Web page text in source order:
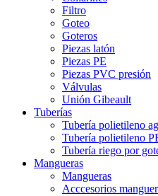
Filtro
Goteo
Goteros
Piezas latón
Piezas PE
Piezas PVC presión
Válvulas
Unión Gibeault
Tuberías
Tubería polietileno
Tubería polietileno
Tubería riego por
Mangueras
Mangueras
Acccesorios